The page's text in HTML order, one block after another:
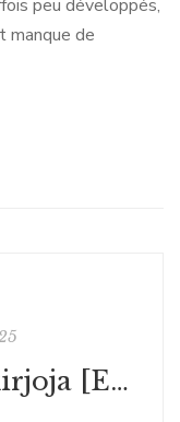
peu développés,
manque de
Jäniksen vuosi - Ekirjoja [EPUB]